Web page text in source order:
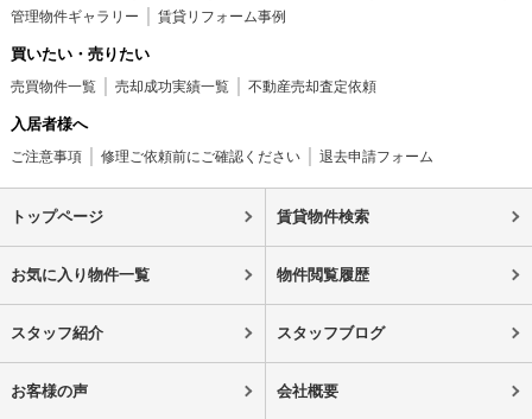
管理物件ギャラリー
賃貸リフォーム事例
買いたい・売りたい
売買物件一覧 売却成功実績一覧 不動産売却査定依頼
入居者様へ
ご注意事項 修理ご依頼前にご確認ください 退去申請フォーム
トップページ 賃貸物件検索
お気に入り物件一覧 物件閲覧履歴
スタッフ紹介 スタッフブログ
お客様の声 会社概要